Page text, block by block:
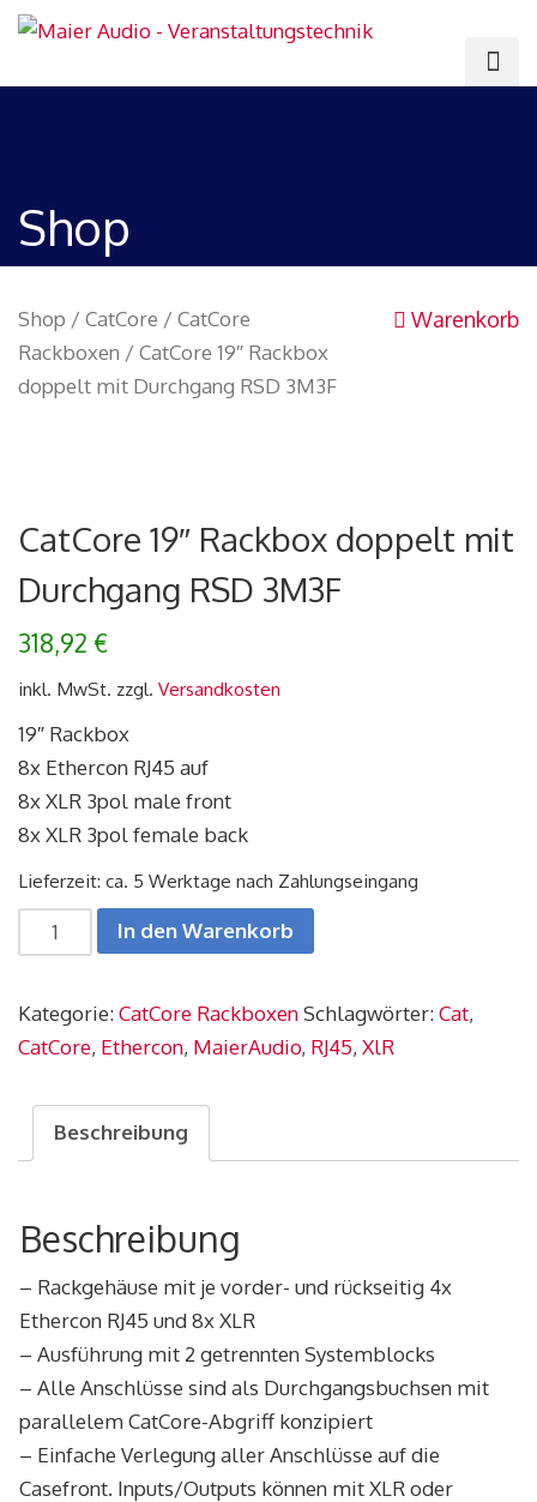
Shop
Warenkorb
Shop / CatCore / CatCore
Rackboxen / CatCore 19″ Rackbox
doppelt mit Durchgang RSD 3M3F
CatCore 19″ Rackbox doppelt mit
Durchgang RSD 3M3F
318,92 €
inkl. MwSt. zzgl. Versandkosten
19″ Rackbox
8x Ethercon RJ45 auf
8x XLR 3pol male front
8x XLR 3pol female back
Lieferzeit: ca. 5 Werktage nach Zahlungseingang
CatCore
19"
doppelt
mit
3M3F
In den Warenkorb
Kategorie:CatCore RackboxenSchlagwörter:Cat,
CatCore, Ethercon, MaierAudio, RJ45, XlR
Beschreibung
Beschreibung
– Rackgehäuse mit je vorder- und rückseitig 4x
Ethercon RJ45 und 8x XLR
– Ausführung mit 2 getrennten Systemblocks
– Alle Anschlüsse sind als Durchgangsbuchsen mit
parallelem CatCore-Abgriff konzipiert
– Einfache Verlegung aller Anschlüsse auf die
Casefront. Inputs/Outputs können mit XLR oder